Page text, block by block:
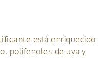
está enriquecido
polifenoles de uva y